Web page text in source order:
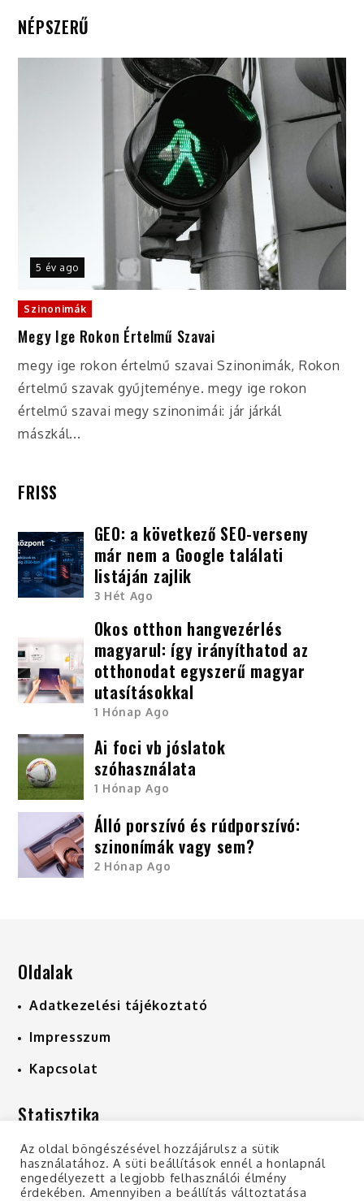
NÉPSZERŰ
5 év ago
Szinonimák
Megy Ige Rokon Értelmű Szavai
megy ige rokon értelmű szavai Szinonimák, Rokon
értelmű szavak gyűjteménye. megy ige rokon
értelmű szavai megy szinonimái: jár járkál
mászkál...
FRISS
GEO: a következő SEO-verseny
már nem a Google találati
listáján zajlik
3 Hét Ago
Okos otthon hangvezérlés
magyarul: így irányíthatod az
otthonodat egyszerű magyar
utasításokkal
1 Hónap Ago
Ai foci vb jóslatok
szóhasználata
1 Hónap Ago
Álló porszívó és rúdporszívó:
szinonímák vagy sem?
2 Hónap Ago
Oldalak
Adatkezelési tájékoztató
Impresszum
Kapcsolat
Statisztika
A szinonima szó oldalon már1,302db
szinonima érhető el.
Az oldal böngészésével hozzájárulsz a sütik
használatához. A süti beállítások ennél a honlapnál
engedélyezett a legjobb felhasználói élmény
érdekében. Amennyiben a beállítás változtatása